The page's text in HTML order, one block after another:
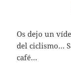
Os dejo un
del ciclismo…
café…